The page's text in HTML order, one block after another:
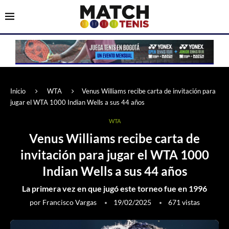
Inicio WTA
Venus Williams recibe carta de invitación para
jugar el WTA 1000 Indian Wells a sus 44 años
WTA
Venus Williams recibe carta de
invitación para jugar el WTA 1000
Indian Wells a sus 44 años
La primera vez en que jugó este torneo fue en 1996
por Francisco Vargas 19/02/2025 671 vistas